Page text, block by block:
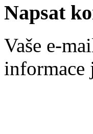
Napsat
Vaše e-
informace